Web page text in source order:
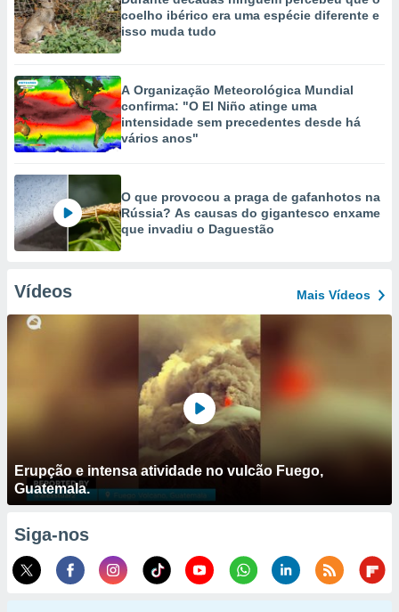
coelho ibérico era uma espécie diferente e
isso muda tudo
A Organização Meteorológica Mundial
confirma: "O El Niño atinge uma
intensidade sem precedentes desde há
vários anos"
O que provocou a praga de gafanhotos na
Rússia? As causas do gigantesco enxame
que invadiu o Daguestão
Vídeos Mais Vídeos
Erupção e intensa atividade no vulcão Fuego,
Guatemala.
Siga-nos